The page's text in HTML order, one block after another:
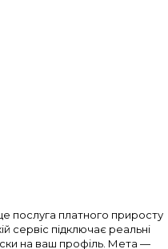
послуга платного приросту
сервіс підключає реальні
на ваш профіль. Мета —